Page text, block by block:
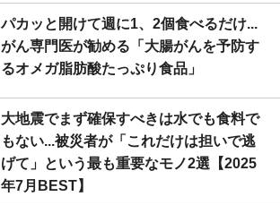
パカッと開けて週に1、2個食べるだけ...
がん専門医が勧める「大腸がんを予防す
るオメガ脂肪酸たっぷり食品」
大地震でまず確保すべきは水でも食料で
もない...被災者が「これだけは担いで逃
げて」という最も重要なモノ2選【2025
年7月BEST】